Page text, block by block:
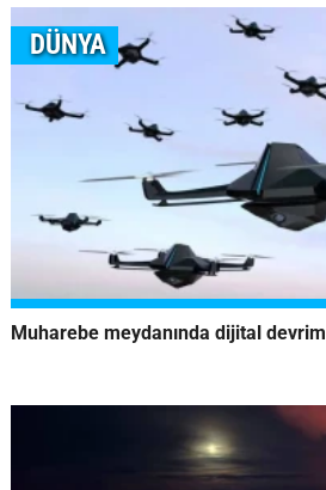
DÜNYA
Muharebe meydanında dijital devrim